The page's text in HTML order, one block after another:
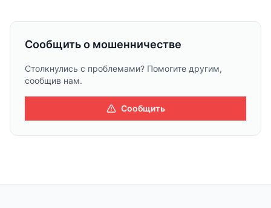
Сообщить о мошенничестве
Столкнулись с проблемами? Помогите другим,
сообщив нам.
Сообщить